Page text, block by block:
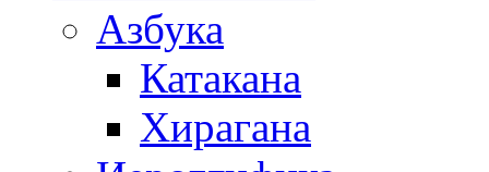
Азбука
Катакана
Хирагана